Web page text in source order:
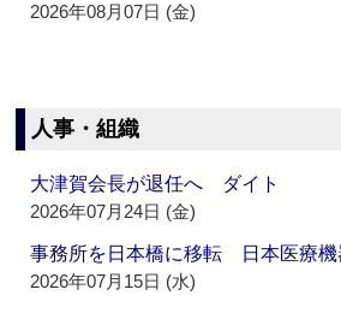
2026年08月07日 (金)
人事・組織
大津賀会長が退任へ ダイト
2026年07月24日 (金)
事務所を日本橋に移転 日本医療機
2026年07月15日 (水)